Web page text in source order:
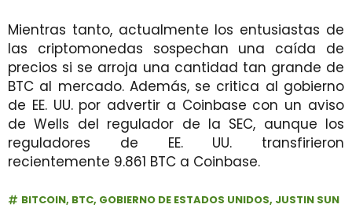
Mientras tanto, actualmente los entusiastas de
las criptomonedas sospechan una caída de
precios si se arroja una cantidad tan grande de
BTC al mercado. Además, se critica al gobierno
de EE. UU. por advertir a Coinbase con un aviso
de Wells del regulador de la SEC, aunque los
reguladores de EE. UU. transfirieron
recientemente 9.861 BTC a Coinbase.
BITCOIN, BTC, GOBIERNO DE ESTADOS UNIDOS, JUSTIN SUN